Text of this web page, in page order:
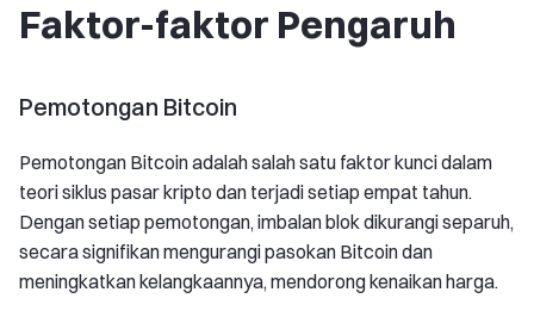
Faktor-faktor Pengaruh
Pemotongan Bitcoin
Pemotongan Bitcoin adalah salah satu faktor kunci dalam
teori siklus pasar kripto dan terjadi setiap empat tahun.
Dengan setiap pemotongan, imbalan blok dikurangi separuh,
secara signifikan mengurangi pasokan Bitcoin dan
meningkatkan kelangkaannya, mendorong kenaikan harga.